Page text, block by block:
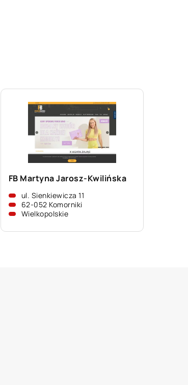
FB Martyna Jarosz-Kwilińska
ul. Sienkiewicza 11
62-052 Komorniki
Wielkopolskie